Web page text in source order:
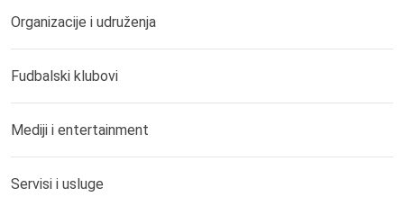
Organizacije i udruženja
Fudbalski klubovi
Mediji i entertainment
Servisi i usluge